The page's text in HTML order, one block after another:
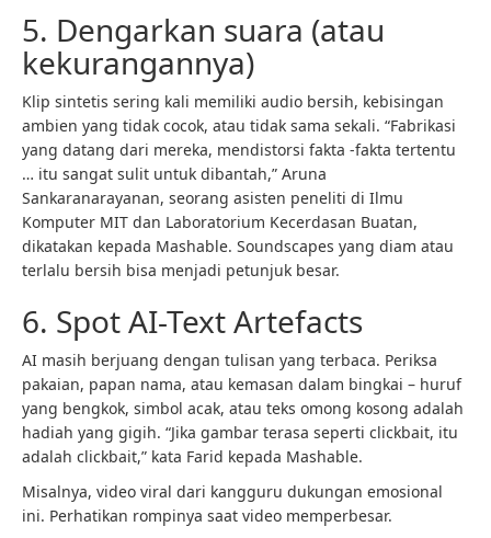
5. Dengarkan suara (atau
kekurangannya)
Klip sintetis sering kali memiliki audio bersih, kebisingan
ambien yang tidak cocok, atau tidak sama sekali. “Fabrikasi
yang datang dari mereka, mendistorsi fakta -fakta tertentu
… itu sangat sulit untuk dibantah,” Aruna
Sankaranarayanan, seorang asisten peneliti di Ilmu
Komputer MIT dan Laboratorium Kecerdasan Buatan,
dikatakan kepada Mashable. Soundscapes yang diam atau
terlalu bersih bisa menjadi petunjuk besar.
6. Spot AI-Text Artefacts
AI masih berjuang dengan tulisan yang terbaca. Periksa
pakaian, papan nama, atau kemasan dalam bingkai – huruf
yang bengkok, simbol acak, atau teks omong kosong adalah
hadiah yang gigih. “Jika gambar terasa seperti clickbait, itu
adalah clickbait,” kata Farid kepada Mashable.
Misalnya, video viral dari kangguru dukungan emosional
ini. Perhatikan rompinya saat video memperbesar.